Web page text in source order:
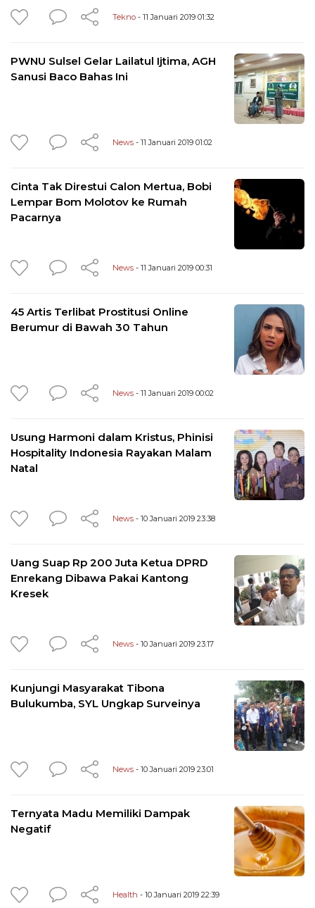
Tekno - 11 Januari 2019 01:32
PWNU Sulsel Gelar Lailatul Ijtima, AGH
Sanusi Baco Bahas Ini
News - 11 Januari 2019 01:02
Cinta Tak Direstui Calon Mertua, Bobi
Lempar Bom Molotov ke Rumah
Pacarnya
News - 11 Januari 2019 00:31
45 Artis Terlibat Prostitusi Online
Berumur di Bawah 30 Tahun
News - 11 Januari 2019 00:02
Usung Harmoni dalam Kristus, Phinisi
Hospitality Indonesia Rayakan Malam
Natal
News - 10 Januari 2019 23:38
Uang Suap Rp 200 Juta Ketua DPRD
Enrekang Dibawa Pakai Kantong
Kresek
News - 10 Januari 2019 23:17
Kunjungi Masyarakat Tibona
Bulukumba, SYL Ungkap Surveinya
News - 10 Januari 2019 23:01
Ternyata Madu Memiliki Dampak
Negatif
Health - 10 Januari 2019 22:39